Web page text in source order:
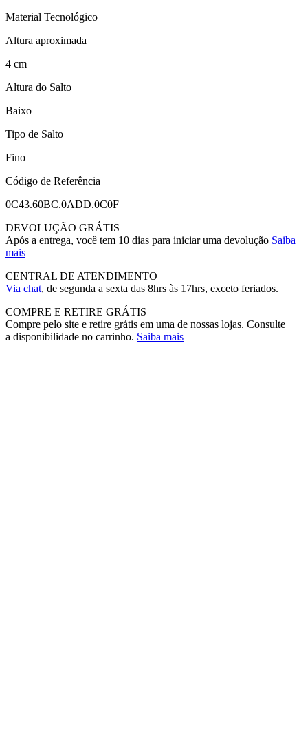
Material Tecnológico
Altura aproximada
4 cm
Altura do Salto
Baixo
Tipo de Salto
Fino
Código de Referência
0C43.60BC.0ADD.0C0F
DEVOLUÇÃO GRÁTIS
Após a entrega, você tem 10 dias para iniciar uma devolução Saiba
mais
CENTRAL DE ATENDIMENTO
Via chat, de segunda a sexta das 8hrs às 17hrs, exceto feriados.
COMPRE E RETIRE GRÁTIS
Compre pelo site e retire grátis em uma de nossas lojas. Consulte
a disponibilidade no carrinho. Saiba mais